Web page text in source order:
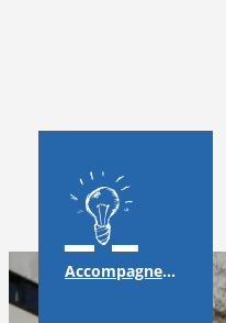
Accompagnement